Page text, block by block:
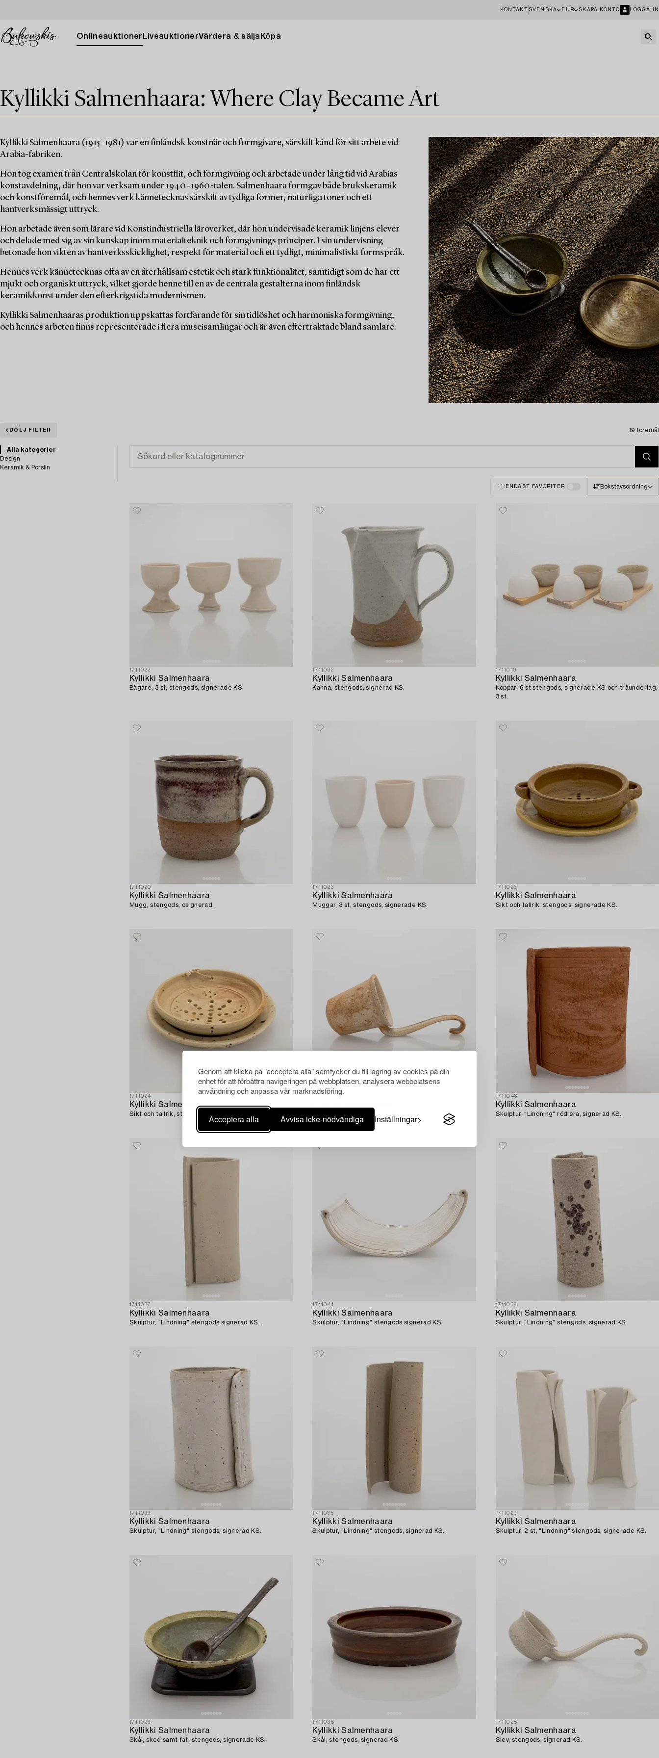
Genom att klicka på "acceptera alla" samtycker du till lagring av cookies på din
enhet för att förbättra navigeringen på webbplatsen, analysera webbplatsens
användning och anpassa vår marknadsföring.
Acceptera alla Avvisa icke-nödvändiga Inställningar
KONTAKT SVENSKA EUR SKAPA KONTO LOGGA IN
Onlineauktioner LiveauktionerVärdera & sälja Köpa
Kyllikki Salmenhaara: Where Clay Became Art
Kyllikki Salmenhaara (1915–1981) var en finländsk konstnär och formgivare, särskilt känd för sitt arbete vid
Arabia-fabriken.
Hon tog examen från Centralskolan för konstflit, och formgivning och arbetade under lång tid vid Arabias
konstavdelning, där hon var verksam under 1940–1960-talen. Salmenhaara formgav både brukskeramik
och konstföremål, och hennes verk kännetecknas särskilt av tydliga former, naturliga toner och ett
hantverksmässigt uttryck.
Hon arbetade även som lärare vid Konstindustriella läroverket, där hon undervisade keramik linjens elever
och delade med sig av sin kunskap inom materialteknik och formgivnings principer. I sin undervisning
betonade hon vikten av hantverksskicklighet, respekt för material och ett tydligt, minimalistiskt formspråk.
Hennes verk kännetecknas ofta av en återhållsam estetik och stark funktionalitet, samtidigt som de har ett
mjukt och organiskt uttryck, vilket gjorde henne till en av de centrala gestalterna inom finländsk
keramikkonst under den efterkrigstida modernismen.
Kyllikki Salmenhaaras produktion uppskattas fortfarande för sin tidlöshet och harmoniska formgivning,
och hennes arbeten finns representerade i flera museisamlingar och är även eftertraktade bland samlare.
DÖLJ FILTER 19 föremål
Alla kategorier
Design
Keramik & Porslin
ENDAST FAVORITER Bokstavsordning
1711022
Kyllikki Salmenhaara
Bägare, 3 st, stengods, signerade KS.
1711032
Kyllikki Salmenhaara
Kanna, stengods, signerad KS.
1711019
Kyllikki Salmenhaara
Koppar, 6 st stengods, signerade KS och träunderlag,
3 st.
1711020
Kyllikki Salmenhaara
Mugg, stengods, osignerad.
1711023
Kyllikki Salmenhaara
Muggar, 3 st, stengods, signerade KS.
1711025
Kyllikki Salmenhaara
Sikt och tallrik, stengods, signerade KS.
1711024
Kyllikki Salmenhaara
Sikt och tallrik, stengods, signerade KS.
1711043
Kyllikki Salmenhaara
Skulptur, "Lindning" rödlera, signerad KS.
1711037
Kyllikki Salmenhaara
Skulptur, "Lindning" stengods signerad KS.
1711041
Kyllikki Salmenhaara
Skulptur, "Lindning" stengods signerad KS.
1711036
Kyllikki Salmenhaara
Skulptur, "Lindning" stengods, signerad KS.
1711039
Kyllikki Salmenhaara
Skulptur, "Lindning" stengods, signerad KS.
1711035
Kyllikki Salmenhaara
Skulptur, "Lindning" stengods, signerad KS.
1711029
Kyllikki Salmenhaara
Skulptur, 2 st, "Lindning" stengods, signerade KS.
1711026
Kyllikki Salmenhaara
Skål, sked samt fat, stengods, signerade KS.
1711038
Kyllikki Salmenhaara
Skål, stengods, signerad KS.
1711028
Kyllikki Salmenhaara
Slev, stengods, signerad KS.